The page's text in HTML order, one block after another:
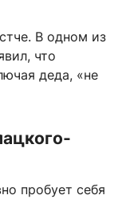
В одном из
что
деда, «не
пробует себя